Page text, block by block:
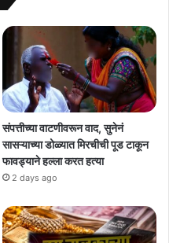
संपत्तीच्या वाटणीवरून वाद, सुनेनं
सासऱ्याच्या डोळ्यात मिरचीची पूड टाकून
फावड्याने हल्ला करत हत्या
2 days ago